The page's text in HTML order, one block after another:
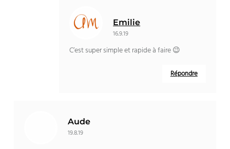
Emilie
16.9.19
C’est super simple et rapide à faire 😉
Répondre
Aude
19.8.19